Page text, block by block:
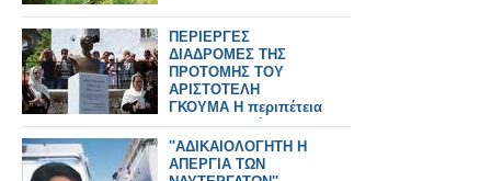
ΠΕΡΙΕΡΓΕΣ
ΔΙΑΔΡΟΜΕΣ ΤΗΣ
ΠΡΟΤΟΜΗΣ ΤΟΥ
ΑΡΙΣΤΟΤΕΛΗ
ΓΚΟΥΜΑ Η περιπέτεια
μιας προτομής
''ΑΔΙΚΑΙΟΛΟΓΗΤΗ Η
ΑΠΕΡΓΙΑ ΤΩΝ